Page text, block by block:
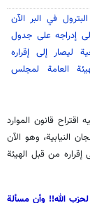
في البر الآن
إدراجه على جدول
ليصار إلى إقراره
العامة لمجلس
قانون الموارد
النيابية، وهو الآن
من قبل الهيئة
الله!! وأن مسألة